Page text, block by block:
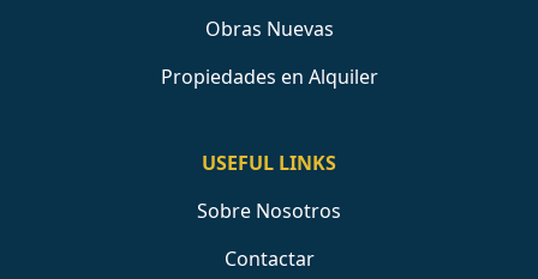
Obras Nuevas
Propiedades en Alquiler
USEFUL LINKS
Sobre Nosotros
Contactar